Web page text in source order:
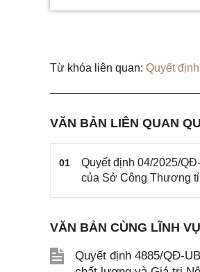
Từ khóa liên quan: Quyết
VĂN BẢN LIÊN QUAN
01
Quyết định 04/2025/
của Sở Công Thương
VĂN BẢN CÙNG LĨNH
Quyết định 4885/QĐ-